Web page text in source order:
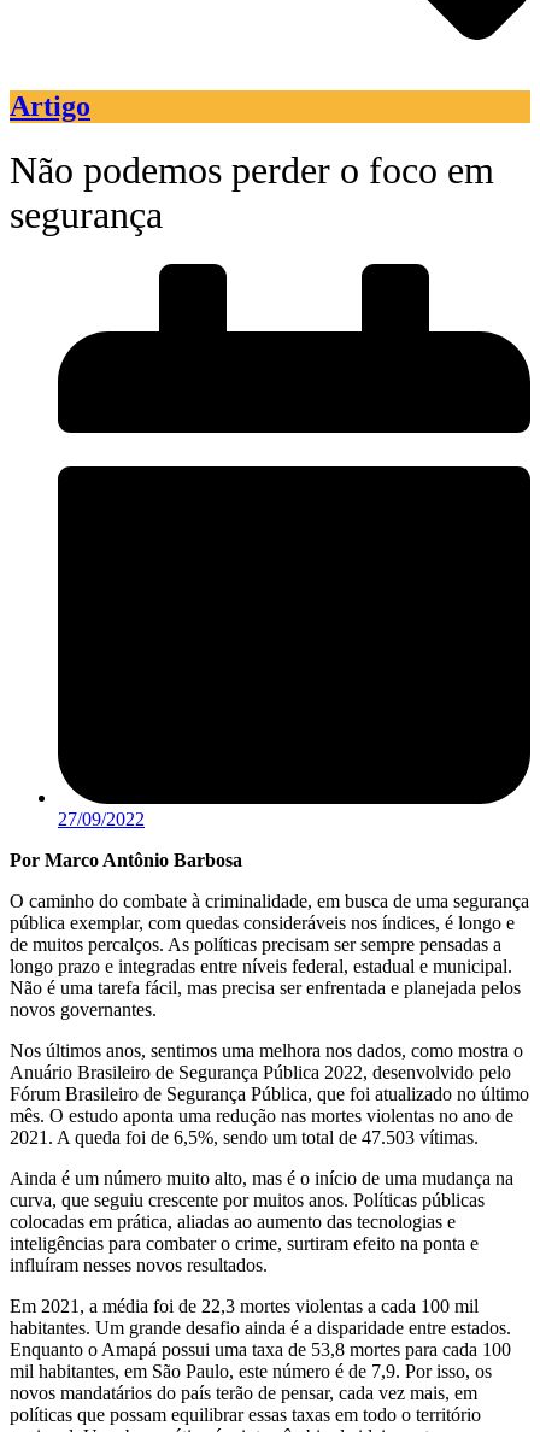
Artigo
Não podemos perder o foco em
segurança
27/09/2022
Por Marco Antônio Barbosa
O caminho do combate à criminalidade, em busca de uma segurança
pública exemplar, com quedas consideráveis nos índices, é longo e
de muitos percalços. As políticas precisam ser sempre pensadas a
longo prazo e integradas entre níveis federal, estadual e municipal.
Não é uma tarefa fácil, mas precisa ser enfrentada e planejada pelos
novos governantes.
Nos últimos anos, sentimos uma melhora nos dados, como mostra o
Anuário Brasileiro de Segurança Pública 2022, desenvolvido pelo
Fórum Brasileiro de Segurança Pública, que foi atualizado no último
mês. O estudo aponta uma redução nas mortes violentas no ano de
2021. A queda foi de 6,5%, sendo um total de 47.503 vítimas.
Ainda é um número muito alto, mas é o início de uma mudança na
curva, que seguiu crescente por muitos anos. Políticas públicas
colocadas em prática, aliadas ao aumento das tecnologias e
inteligências para combater o crime, surtiram efeito na ponta e
influíram nesses novos resultados.
Em 2021, a média foi de 22,3 mortes violentas a cada 100 mil
habitantes. Um grande desafio ainda é a disparidade entre estados.
Enquanto o Amapá possui uma taxa de 53,8 mortes para cada 100
mil habitantes, em São Paulo, este número é de 7,9. Por isso, os
novos mandatários do país terão de pensar, cada vez mais, em
políticas que possam equilibrar essas taxas em todo o território